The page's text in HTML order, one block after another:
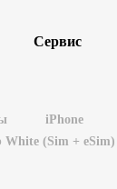
Сервис
iPhone
White (Sim + eSim)